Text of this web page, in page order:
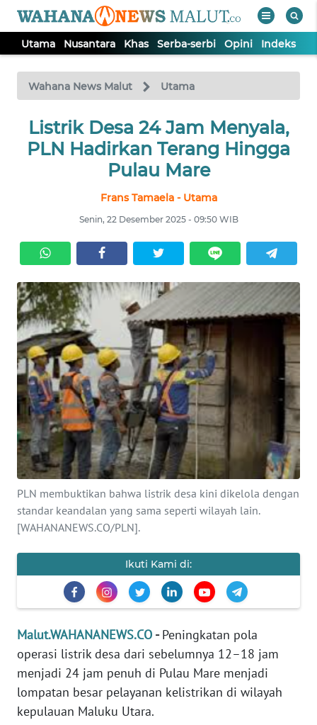
Utama Nusantara Khas Serba-serbi Opini Indeks
Wahana News Malut Utama
Listrik Desa 24 Jam Menyala,
PLN Hadirkan Terang Hingga
Pulau Mare
Frans Tamaela - Utama
Senin, 22 Desember 2025 - 09:50 WIB
PLN membuktikan bahwa listrik desa kini dikelola dengan
standar keandalan yang sama seperti wilayah lain.
[WAHANANEWS.CO/PLN].
Ikuti Kami di:
Malut.WAHANANEWS.CO -Peningkatan pola
operasi listrik desa dari sebelumnya 12–18 jam
menjadi 24 jam penuh di Pulau Mare menjadi
lompatan besar pelayanan kelistrikan di wilayah
kepulauan Maluku Utara.
TV
Tutup
UTAMA
SERBA-
SERBI
OPINI
Informasi
INDEKS
BERITA
KONTAK
KAMI
INFO
IKLAN
TENTANG
PEDOMAN
SIBER
KARIR
DISCLAIMER